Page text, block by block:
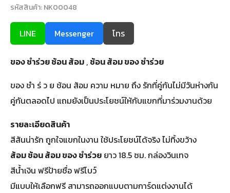
รหัสสินค้า: NK00048
LINE Messenger โทร
ของ ชำร่วย ช้อน ส้อม ,ช้อน ส้อม ของ ชำร่วย
ของ ชํา ร่ ว ย ช้อน ส้อม ความ หมาย ถึง รักที่คู่กันไม่มีวันห่างกัน
คู่กันตลอดไป แถมยังเป็นประโยชน์ให้กับแขกที่มาร่วมงานด้วย
รายละเอียดสินค้า
สีสันน่ารัก ถูกใจแขกในงาน ใช้ประโยชน์ได้จริง ไม่ทิ้งขว้าง
ส้อม ช้อน ส้อม ของ ชำร่วย ยาว 18.5 ซม. กล่องวินเทจ
สีน้ำเงิน ฟรีป้ายชื่อ ฟรีโบว์
มีแบบให้เลือกฟรี สามารถออกแบบตามการ์ดแต่งงานได้